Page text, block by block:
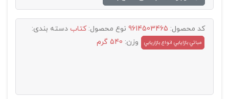
کد محصول: 9614503465 نوع محصول:کتاب دسته بندی:
مباتي بازايابي انواع بازاريابي وزن: 540 گرم